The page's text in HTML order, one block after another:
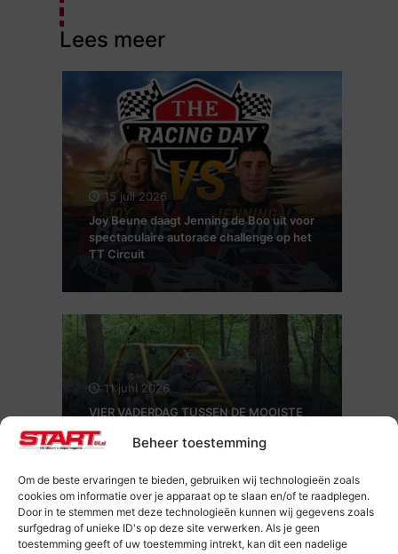
Beheer toestemming
Om de beste ervaringen te bieden, gebruiken wij technologieën zoals
cookies om informatie over je apparaat op te slaan en/of te raadplegen.
Door in te stemmen met deze technologieën kunnen wij gegevens zoals
surfgedrag of unieke ID's op deze site verwerken. Als je geen
toestemming geeft of uw toestemming intrekt, kan dit een nadelige
Lees meer
15 juli 2026
Joy Beune daagt Jenning de Boo uit voor
spectaculaire autorace challenge op het
TT Circuit
11 juni 2026
VIER VADERDAG TUSSEN DE MOOISTE
KLASSIEKERS VAN NEDERLAND:
Aircooled Wanroij op 19, 20 en 21 juni